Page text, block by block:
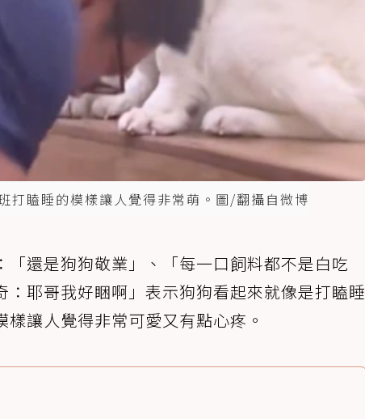
打瞌睡的模樣讓人覺得非常萌。圖/翻攝自微博
還是狗狗敬業」、「每一口飼料都不是白吃
耶哥我好睏啊」表示狗狗看起來就像是打瞌睡
讓人覺得非常可愛又有點心疼。